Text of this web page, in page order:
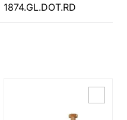
1874.GL.DOT.RD